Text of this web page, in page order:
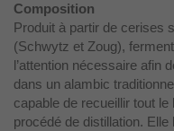
Composition
Produit à partir de cerises
(Schwytz et Zoug),
l’attention nécessaire afin
dans un alambic
capable de recueillir tout
procédé de distillation. Elle